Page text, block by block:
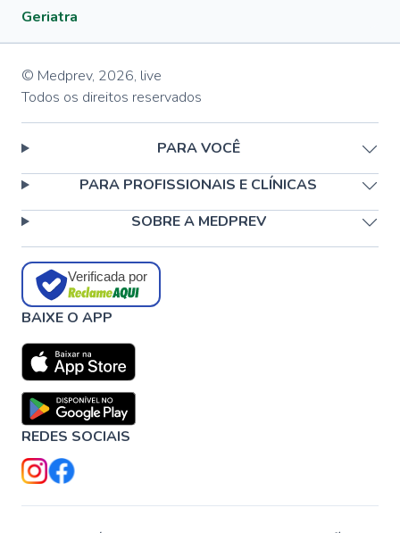
Geriatra
© Medprev, 2026, live
Todos os direitos reservados
PARA VOCÊ
PARA PROFISSIONAIS E CLÍNICAS
SOBRE A MEDPREV
Verificada por
BAIXE O APP
REDES SOCIAIS